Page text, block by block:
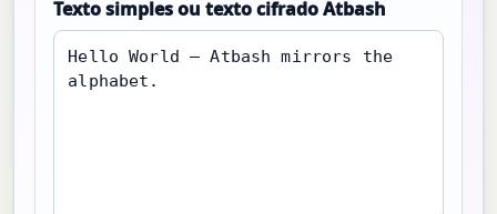
Texto simples ou texto cifrado Atbash